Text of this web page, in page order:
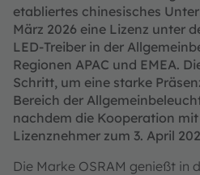
etabliertes chinesisches
März 2026 eine Lizenz unter
LED-Treiber in der
Regionen APAC und EMEA.
Schritt, um eine starke
Bereich der
nachdem die Kooperation
Lizenznehmer zum 3. April
Die Marke OSRAM genießt in